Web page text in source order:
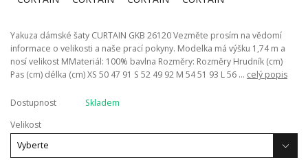
Yakuza dámské šaty CURTAIN GKB 26120 Vezměte prosím na vědomí
informace o velikosti a naše prací pokyny. Modelka má výšku 1,74 m a
nosí velikost MMateriál: 100% bavlna Rozměry: Rozměry Hrudník (cm)
Pas (cm) délka (cm) XS 50 47 91 S 52 49 92 M 54 51 93 L 56 ... celý popis
Dostupnost
Skladem
Velikost